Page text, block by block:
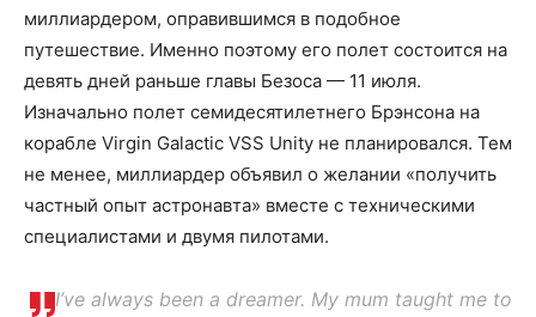
миллиардером, оправившимся в подобное
путешествие. Именно поэтому его полет состоится на
девять дней раньше главы Безоса — 11 июля.
Изначально полет семидесятилетнего Брэнсона на
корабле Virgin Galactic VSS Unity не планировался. Тем
не менее, миллиардер объявил о желании «получить
частный опыт астронавта» вместе с техническими
специалистами и двумя пилотами.
I’ve always been a dreamer. My mum taught me to